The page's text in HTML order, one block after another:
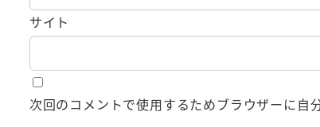
サイト
次回のコメントで使用するためブラウザーに自